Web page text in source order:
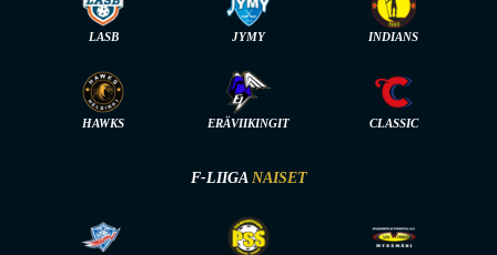
LASB JYMY INDIANS
HAWKS ERÄVIIKINGIT CLASSIC
F-LIIGA NAISET